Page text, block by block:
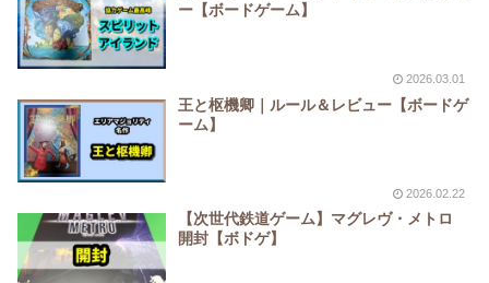
ー【ボードゲーム】
2026.03.01
王と枢機卿｜ルール＆レビュー【ボードゲ
ーム】
2026.02.22
【次世代鉄道ゲーム】マグレヴ・メトロ
開封【ボドゲ】